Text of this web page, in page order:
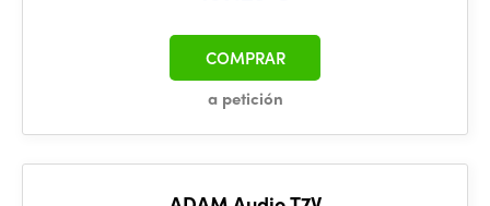
a petición
COMPRAR